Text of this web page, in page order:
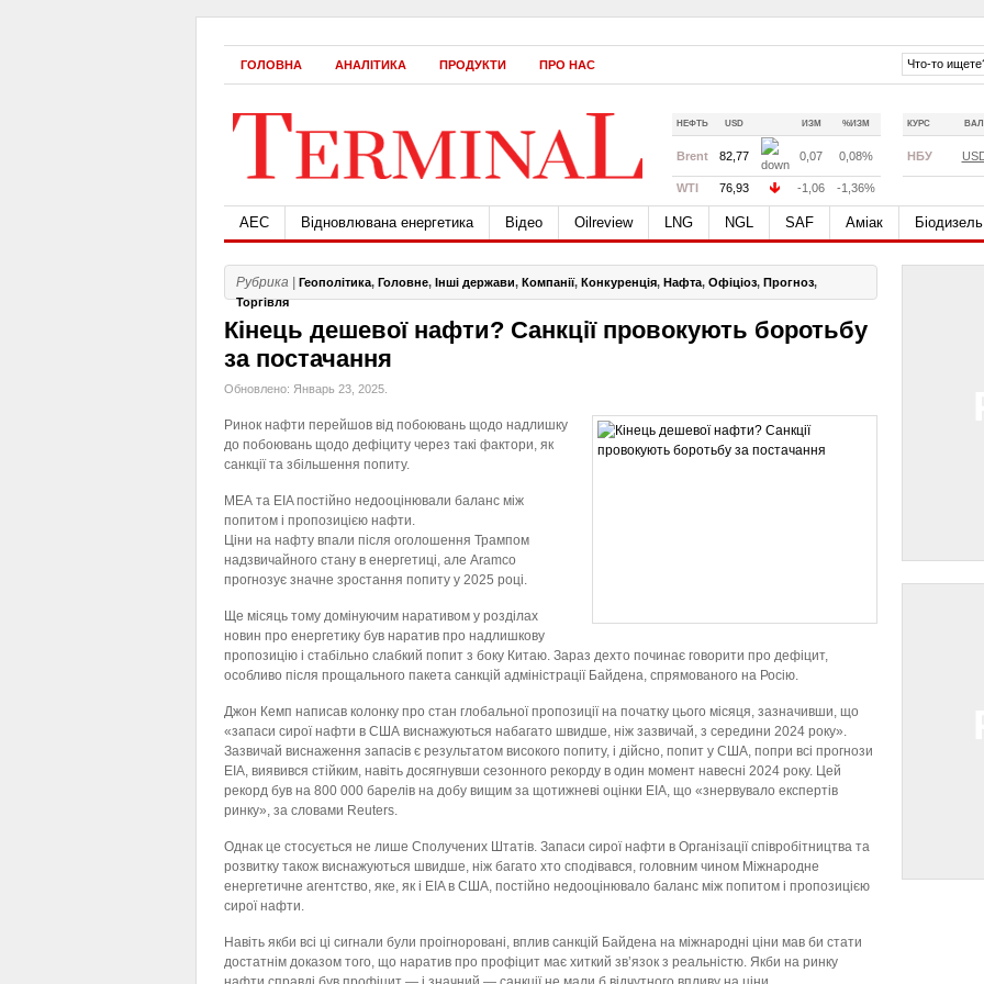
ГОЛОВНА АНАЛІТИКА ПРОДУКТИ ПРО НАС
КУРС ВАЛ
НБУ
НЕФТЬ USD ИЗМ %ИЗМ
Brent 82,77 0,07 0,08%
WTI 76,93 -1,06 -1,36%
АЕС Відновлювана енергетика Відео Oilreview LNG NGL SAF Аміак Біодизель
Рубрика | Геополітика, Головне, Інші держави, Компанії, Конкуренція, Нафта, Офіціоз, Прогноз,
Торгівля
Кінець дешевої нафти? Санкції провокують боротьбу
за постачання
Обновлено: Январь 23, 2025.
Ринок нафти перейшов від побоювань щодо надлишку
до побоювань щодо дефіциту через такі фактори, як
санкції та збільшення попиту.
МЕА та EIA постійно недооцінювали баланс між
попитом і пропозицією нафти.
Ціни на нафту впали після оголошення Трампом
надзвичайного стану в енергетиці, але Aramco
прогнозує значне зростання попиту у 2025 році.
Ще місяць тому домінуючим наративом у розділах
новин про енергетику був наратив про надлишкову
пропозицію і стабільно слабкий попит з боку Китаю. Зараз дехто починає говорити про дефіцит,
особливо після прощального пакета санкцій адміністрації Байдена, спрямованого на Росію.
Джон Кемп написав колонку про стан глобальної пропозиції на початку цього місяця, зазначивши, що
«запаси сирої нафти в США виснажуються набагато швидше, ніж зазвичай, з середини 2024 року».
Зазвичай виснаження запасів є результатом високого попиту, і дійсно, попит у США, попри всі прогнози
EIA, виявився стійким, навіть досягнувши сезонного рекорду в один момент навесні 2024 року. Цей
рекорд був на 800 000 барелів на добу вищим за щотижневі оцінки EIA, що «знервувало експертів
ринку», за словами Reuters.
Однак це стосується не лише Сполучених Штатів. Запаси сирої нафти в Організації співробітництва та
розвитку також виснажуються швидше, ніж багато хто сподівався, головним чином Міжнародне
енергетичне агентство, яке, як і EIA в США, постійно недооцінювало баланс між попитом і пропозицією
сирої нафти.
Навіть якби всі ці сигнали були проігноровані, вплив санкцій Байдена на міжнародні ціни мав би стати
достатнім доказом того, що наратив про профіцит має хиткий зв’язок з реальністю. Якби на ринку